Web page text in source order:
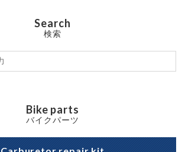
Search
検索
Bike parts
バイクパーツ